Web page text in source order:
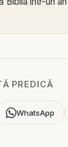
o viață de
PREDICĂ
WhatsApp